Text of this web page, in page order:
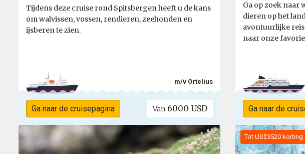
Tijdens deze cruise rond Spitsbergen heeft u de kans
om walvissen, vossen, rendieren, zeehonden en
ijsberen te zien.
m/v Ortelius
Ga naar de cruisepagina Van 6000 USD
Ga op zoek naar
dieren op het
avontuurlijke
naar onze
Ga naar de
Tot US$3520 korting